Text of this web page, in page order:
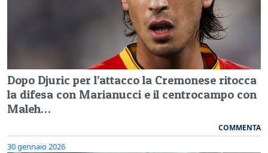
Dopo Djuric per l’attacco la Cremonese ritocca
la difesa con Marianucci e il centrocampo con
Maleh…
COMMENTA
30 gennaio 2026